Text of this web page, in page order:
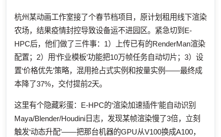
杭州某动画工作室接了个春节档项目，原计划租用线下渲染
农场，结果疫情封控导致设备运不进园区。紧急切到E-
HPC后，他们做了三件事：1）上传已有的RenderMan渲染
配置；2）用‘作业模板’功能把10万帧任务自动切片；3）设
置‘价格优先’策略，混用抢占式实例和按量实例——最终成
本降了37%，交付提前2天。
这里有个隐藏彩蛋：E-HPC的‘渲染加速插件’能自动识别
Maya/Blender/Houdini日志，发现某帧渲染慢了3倍，立刻
触发‘动态升配’——把那台机器的GPU从V100换成A100，